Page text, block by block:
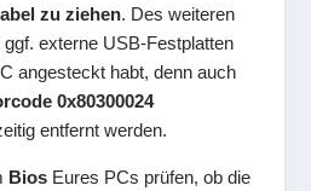
zu ziehen. Des weiteren
externe USB-Festplatten
angesteckt habt, denn auch
0x80300024
entfernt werden.
Bios Eures PCs prüfen, ob die